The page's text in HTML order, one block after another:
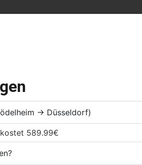
→ Düsseldorf)
kostet 589.99€